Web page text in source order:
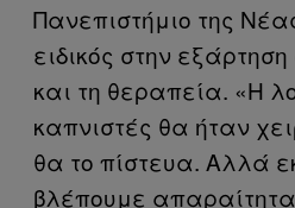
Πανεπιστήμιο της
ειδικός στην
και τη θεραπεία. «Η
καπνιστές θα ήταν
θα το πίστευα. Αλλά
βλέπουμε απαραίτητα